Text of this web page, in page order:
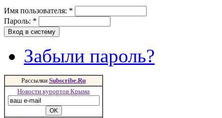
Имя пользователя: *
Пароль: *
Забыли пароль?
Рассылки Subscribe.Ru
Новости курортов Крыма